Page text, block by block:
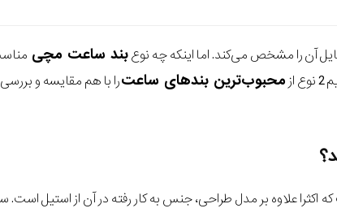
آن را مشخص می‌کند. اما اینکه چه نوعبند ساعت مچی
محبوب‌ترین بندهای ساعترا با هم مقایسه و
علاوه بر مدل طراحی، جنس به کار رفته در آن از استیل است.